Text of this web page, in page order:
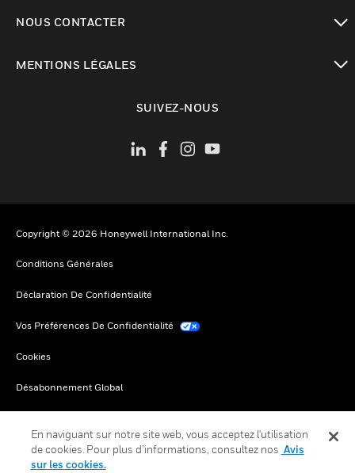
NOUS CONTACTER
MENTIONS LÉGALES
SUIVEZ-NOUS
Copyright © 2026 Honeywell International Inc.
Conditions Générales
Déclaration De Confidentialité
Vos Préférences De Confidentialité
Cookies
Désabonnement Global
En naviguant sur notre site web, vous acceptez l'utilisation
de cookies. Pour plus d’informations, consultez nos Avis
sur les cookies.